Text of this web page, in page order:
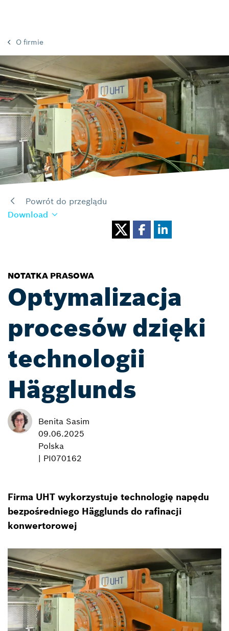
O firmie
Powrót do przeglądu
Download
NOTATKA PRASOWA
Optymalizacja
procesów dzięki
technologii
Hägglunds
Benita Sasim
09.06.2025
Polska
| PI070162
Firma UHT wykorzystuje technologię napędu
bezpośredniego Hägglunds do rafinacji
konwertorowej